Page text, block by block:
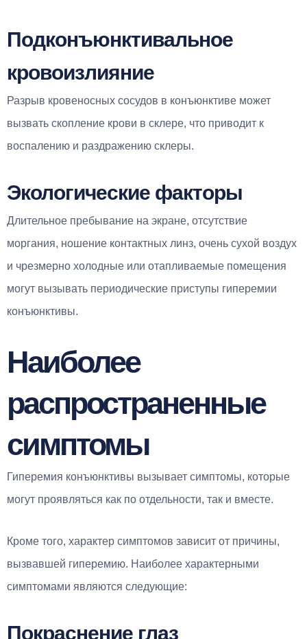
Подконъюнктивальное
кровоизлияние
Разрыв кровеносных сосудов в конъюнктиве может
вызвать скопление крови в склере, что приводит к
воспалению и раздражению склеры.
Экологические факторы
Длительное пребывание на экране, отсутствие
моргания, ношение контактных линз, очень сухой воздух
и чрезмерно холодные или отапливаемые помещения
могут вызывать периодические приступы гиперемии
конъюнктивы.
Наиболее
распространенные
симптомы
Гиперемия конъюнктивы вызывает симптомы, которые
могут проявляться как по отдельности, так и вместе.
Кроме того, характер симптомов зависит от причины,
вызвавшей гиперемию. Наиболее характерными
симптомами являются следующие:
Покраснение глаз